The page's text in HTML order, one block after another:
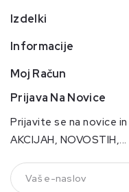
Izdelki
Informacije
Moj Račun
Prijava Na Novice
Prijavite se na novice
AKCIJAH, NOVOSTIH,...